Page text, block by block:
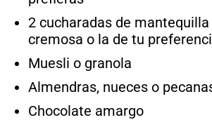
2 cucharadas de
cremosa o la de tu
Muesli o granola
Almendras, nueces o
Chocolate amargo